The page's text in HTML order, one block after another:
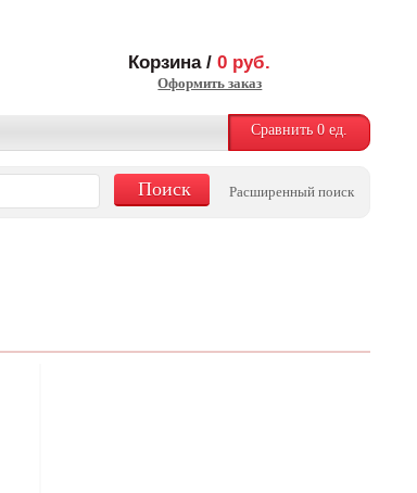
Корзина /0 руб.
Оформить заказ
Сравнить 0ед.
Расширенный поиск